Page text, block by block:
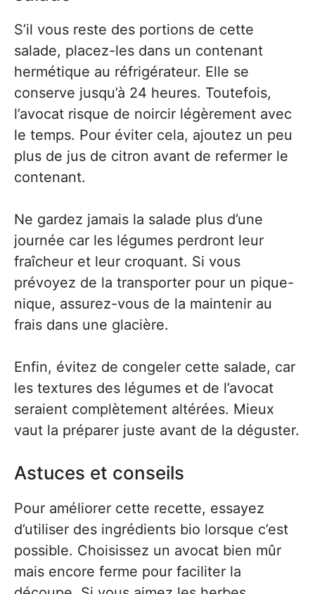
S’il vous reste des portions de cette
salade, placez-les dans un contenant
hermétique au réfrigérateur. Elle se
conserve jusqu’à 24 heures. Toutefois,
l’avocat risque de noircir légèrement avec
le temps. Pour éviter cela, ajoutez un peu
plus de jus de citron avant de refermer le
contenant.
Ne gardez jamais la salade plus d’une
journée car les légumes perdront leur
fraîcheur et leur croquant. Si vous
prévoyez de la transporter pour un pique-
nique, assurez-vous de la maintenir au
frais dans une glacière.
Enfin, évitez de congeler cette salade, car
les textures des légumes et de l’avocat
seraient complètement altérées. Mieux
vaut la préparer juste avant de la déguster.
Astuces et conseils
Pour améliorer cette recette, essayez
d’utiliser des ingrédients bio lorsque c’est
possible. Choisissez un avocat bien mûr
mais encore ferme pour faciliter la